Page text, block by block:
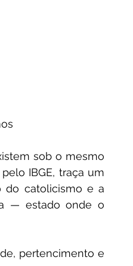
sob o mesmo
IBGE, traça um
do catolicismo e a
— estado onde o
pertencimento e